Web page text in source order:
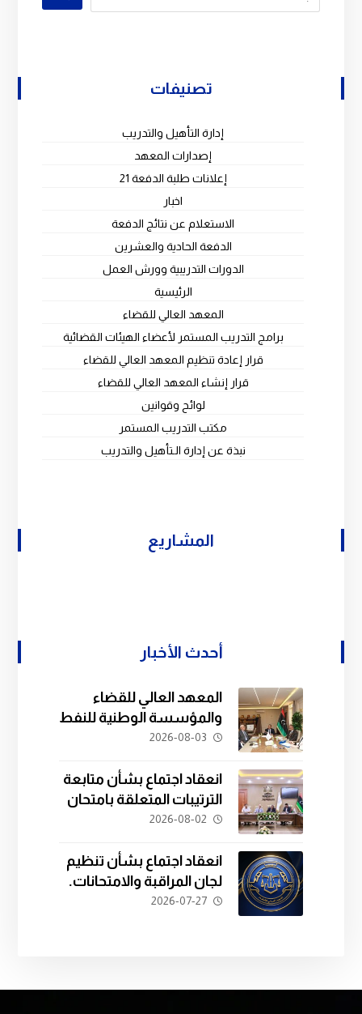
تصنيفات
إدارة التأهيل والتدريب
إصدارات المعهد
إعلانات طلبة الدفعة 21
اخبار
الاستعلام عن نتائج الدفعة
الدفعة الحادية والعشرين
الدورات التدريبية وورش العمل
الرئيسية
المعهد العالي للقضاء
برامج التدريب المستمر لأعضاء الهيئات القضائية
قرار إعادة تنظيم المعهد العالي للقضاء
قرار إنشاء المعهد العالي للقضاء
لوائح وقوانين
مكتب التدريب المستمر
نبذة عن إدارة الـتأهيل والتدريب
المشاريع
أحدث الأخبار
المعهد العالي للقضاء
والمؤسسة الوطنية للنفط
يبحثان سبل التعاون في
2026-08-03
انعقاد اجتماع بشأن متابعة
الترتيبات المتعلقة بامتحان
المفاضلة للدفعة الثانية
2026-08-02
انعقاد اجتماع بشأن تنظيم
لجان المراقبة والامتحانات.
2026-07-27